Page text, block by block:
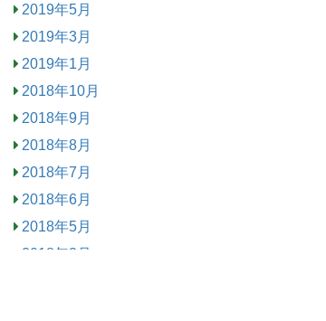
2019年5月
2019年3月
2019年1月
2018年10月
2018年9月
2018年8月
2018年7月
2018年6月
2018年5月
2018年3月